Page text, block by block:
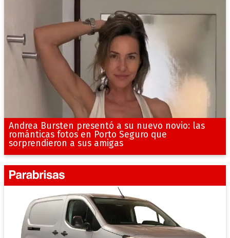
Andrea Bursten presentó a su nuevo novio: las
románticas fotos en Porto Seguro que
sorprendieron a sus amigas